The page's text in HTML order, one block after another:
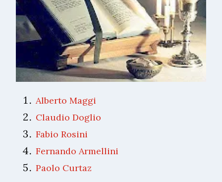
Alberto Maggi
Claudio Doglio
Fabio Rosini
Fernando Armellini
Paolo Curtaz